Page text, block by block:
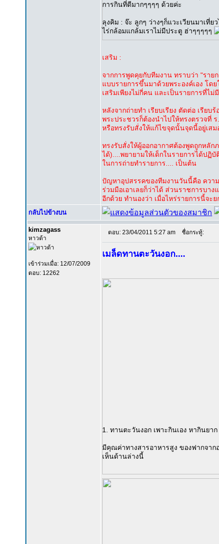
การกินที่ดีมากๆๆๆๆ ด้วยค่ะ
ลุงคิม : จ๊ะ ลูกๆ ว่างๆก็แวะเวียนมาเที่
ไร่กล้อมแกล้มเราไม่มีประตู ฮ่าๆๆๆๆๆ
เสริม :
จากการพูดคุยกับทีมงาน ทราบว่า "ราย
แบบรายการขึ้นมาด้วยพระองค์เอง โด
เสริมเพียงไม่กี่คน และเป็นรายการที่ไ
หลังจากถ่ายทำ เรียบเรียง ตัดต่อ เรีย
พระประชวรก็ต้องนำไปให้ทรงตรวจที่
หรือทรงรับสั่งให้แก้ไขจุดนั้นจุดนี้อยู่เสม
ทรงรับสั่งให้ผู้ออกอากาศต้องพูดถูกหลัก
ได้)....พยายามให้เด็กในรายการได้ปฏิ
ในการถ่ายทำรายการ.... เป็นต้น
ปัญหาอุปสรรคของทีมงานวันนี้คือ ควา
ร่วมมือเอาเลยก็ว่าได้ ส่วนราชการบา
อีกด้วย ทำนองว่า เมื่อไหร่รายการนี้จะ
กลับไปข้างบน
kimzagass
หาวด้า
เข้าร่วมเมื่อ: 12/07/2009
ตอบ: 12262
ตอบ: 23/04/2011 5:27 am ชื่อกระทู้:
เมล็ดทานตะวันงอก....
1. ทานตะวันงอก เพาะกินเอง หากินยาก
มีคุณค่าทางสารอาหารสูง ของฟากจา
เห็นด้านล่างนี้